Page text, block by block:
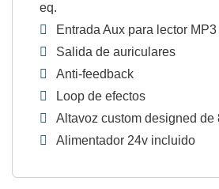
eq.
Entrada Aux para lector MP3
Salida de auriculares
Anti-feedback
Loop de efectos
Altavoz custom designed de
Alimentador 24v incluido